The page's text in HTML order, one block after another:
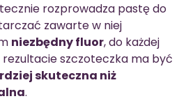
rozprowadza pastę do
zawarte w niej
niezbędny fluor, do każdej
rezultacie szczoteczka ma być
skuteczna niż
.